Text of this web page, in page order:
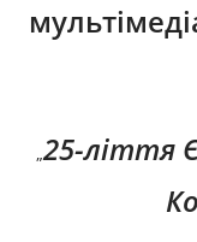
„25-ліття